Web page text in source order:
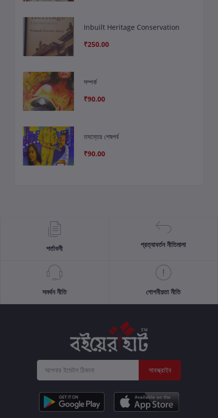
Inbuilt Heritage Conservation
₹250.00
সম্পর্ক
₹90.00
তদন্তের শেষপর্ব
₹90.00
শর্তাবলী প্রত্যাবর্তন নীতিমালা
সমর্থন নীতি গোপনীয়তা নীতি
সাবস্ক্রাইব